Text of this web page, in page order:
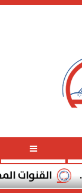
القنوات المفتوحة